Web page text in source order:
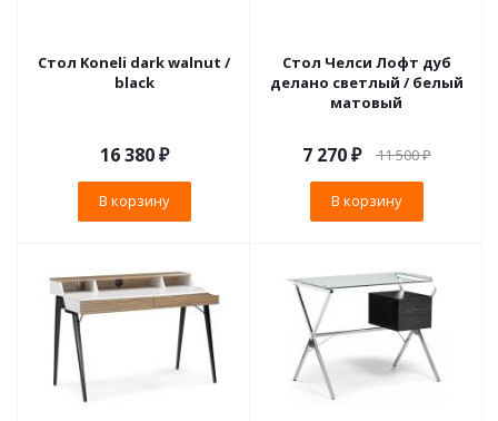
Стол Koneli dark walnut /
black
16 380₽
В корзину
Стол Челси Лофт дуб
делано светлый / белый
матовый
7 270₽ 11 500₽
В корзину